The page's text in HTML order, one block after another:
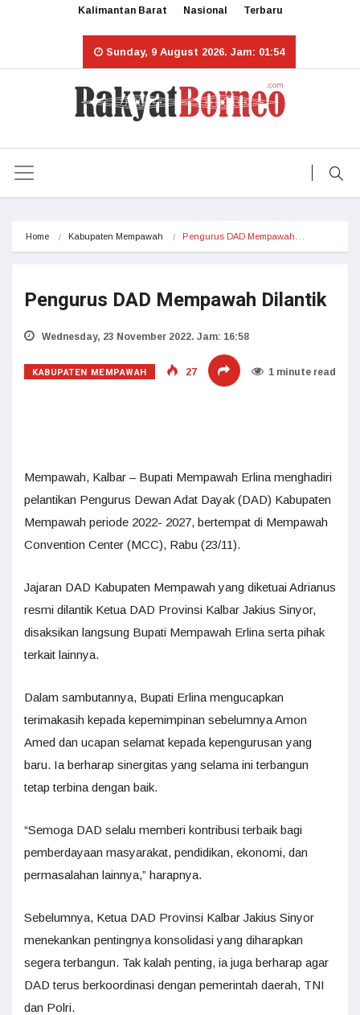
Kalimantan Barat Nasional Terbaru
Sunday, 9 August 2026. Jam: 01:54
Home Kabupaten Mempawah Pengurus DAD Mempawah…
Pengurus DAD Mempawah Dilantik
Wednesday, 23 November 2022. Jam: 16:58
KABUPATEN MEMPAWAH 27 1 minute read
Mempawah, Kalbar – Bupati Mempawah Erlina menghadiri
pelantikan Pengurus Dewan Adat Dayak (DAD) Kabupaten
Mempawah periode 2022- 2027, bertempat di Mempawah
Convention Center (MCC), Rabu (23/11).
Jajaran DAD Kabupaten Mempawah yang diketuai Adrianus
resmi dilantik Ketua DAD Provinsi Kalbar Jakius Sinyor,
disaksikan langsung Bupati Mempawah Erlina serta pihak
terkait lainnya.
Dalam sambutannya, Bupati Erlina mengucapkan
terimakasih kepada kepemimpinan sebelumnya Amon
Amed dan ucapan selamat kepada kepengurusan yang
baru. Ia berharap sinergitas yang selama ini terbangun
tetap terbina dengan baik.
“Semoga DAD selalu memberi kontribusi terbaik bagi
pemberdayaan masyarakat, pendidikan, ekonomi, dan
permasalahan lainnya,” harapnya.
Sebelumnya, Ketua DAD Provinsi Kalbar Jakius Sinyor
menekankan pentingnya konsolidasi yang diharapkan
segera terbangun. Tak kalah penting, ia juga berharap agar
DAD terus berkoordinasi dengan pemerintah daerah, TNI
dan Polri.